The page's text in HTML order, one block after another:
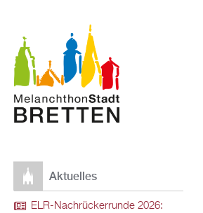
hier
Aktuelles
ELR-Nachrückerrunde 2026: